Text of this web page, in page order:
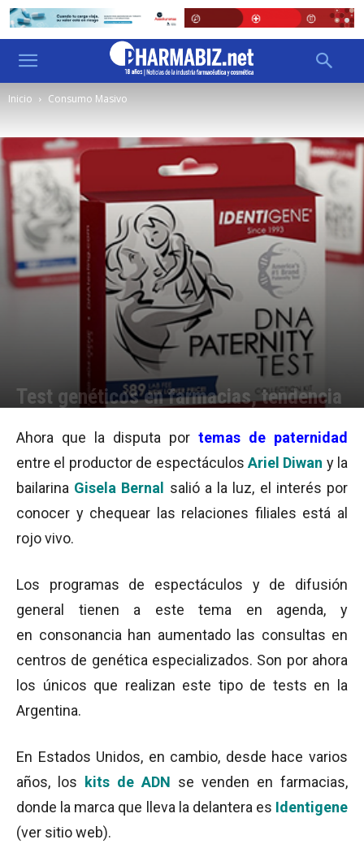
Inicio Consumo Masivo
Test genéticos en farmacias, tendencia
Ahora que la disputa por temas de paternidad
entre el productor de espectáculos Ariel Diwan y la
bailarina Gisela Bernal salió a la luz, el interés por
conocer y chequear las relaciones filiales está al
rojo vivo.
Los programas de espectáculos y de difusión
general tienen a este tema en agenda, y
en consonancia han aumentado las consultas en
centros de genética especializados. Son por ahora
los únicos que realizan este tipo de tests en la
Argentina.
En Estados Unidos, en cambio, desde hace varios
años, los
kits de ADN se venden en farmacias,
donde la marca que lleva la delantera es Identigene
(ver sitio web).